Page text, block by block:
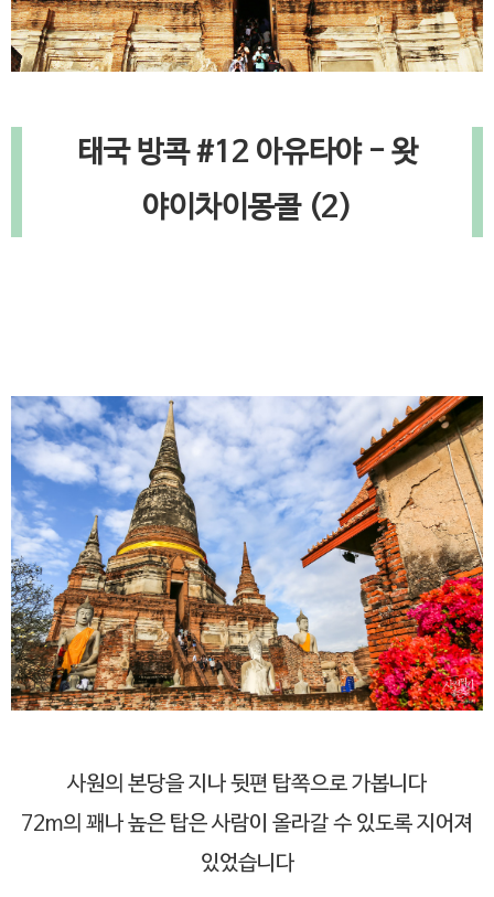
태국 방콕 #12 아유타야 - 왓
야이차이몽콜 (2)
사원의 본당을 지나 뒷편 탑쪽으로 가봅니다
72m의 꽤나 높은 탑은 사람이 올라갈 수 있도록 지어져
있었습니다